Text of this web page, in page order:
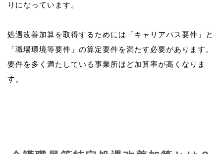
りになっています。
処遇改善加算を取得するためには「キャリアパス要件」と
「職場環境等要件」の算定要件を満たす必要があります。
要件を多く満たしている事業所ほど加算率が高くなりま
す。